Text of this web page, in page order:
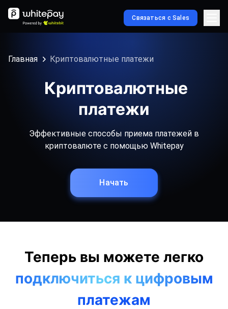
Связаться с Sales
Главная Криптовалютные платежи
Криптовалютные
платежи
Эффективные способы приема платежей в
криптовалюте с помощью Whitepay
Начать
Теперь вы можете легко
подключиться к цифровым
платежам